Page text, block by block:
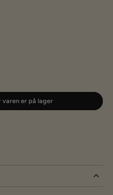
varen er på lager